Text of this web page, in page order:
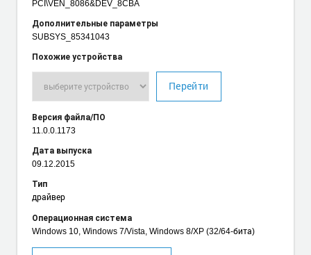
PCI\VEN_8086&DEV_8CBA
Дополнительные параметры
SUBSYS_85341043
Похожие устройства
Перейти
Версия файла/ПО
11.0.0.1173
Дата выпуска
09.12.2015
Тип
драйвер
Операционная система
Windows 10, Windows 7/Vista, Windows 8/XP (32/64-бита)